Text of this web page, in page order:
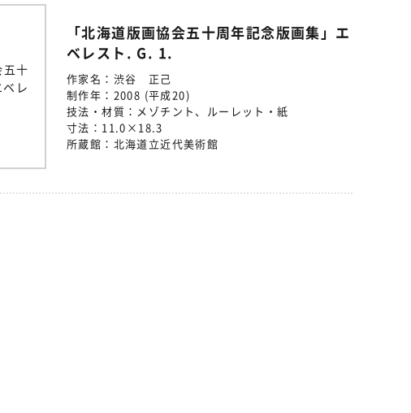
「北海道版画協会五十周年記念版画集」エ
ベレスト. G. 1.
作家名： 渋谷 正己
制作年： 2008 (平成20)
技法・材質： メゾチント、ルーレット・紙
寸法： 11.0×18.3
所蔵館： 北海道立近代美術館